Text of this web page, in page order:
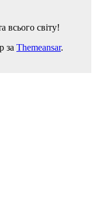
світу!
за Themeansar.